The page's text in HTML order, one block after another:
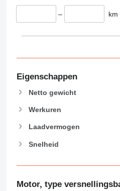
426
432
444
589
826
907
914
– km
Eigenschappen
Netto gewicht
Werkuren
Laadvermogen
Snelheid
Motor, type